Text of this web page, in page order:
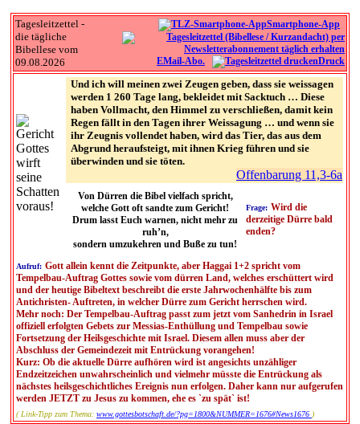
Tagesleitzettel -
die tägliche
Bibellese vom
09.08.2026
Smartphone-App
EMail-Abo. Druck
Und ich will meinen zwei Zeugen geben, dass sie weissagen
werden 1 260 Tage lang, bekleidet mit Sacktuch … Diese
haben Vollmacht, den Himmel zu verschließen, damit kein
Regen fällt in den Tagen ihrer Weissagung … und wenn sie
ihr Zeugnis vollendet haben, wird das Tier, das aus dem
Abgrund heraufsteigt, mit ihnen Krieg führen und sie
überwinden und sie töten.
Offenbarung 11,3-6a
Von Dürren die Bibel vielfach spricht,
welche Gott oft sandte zum Gericht!
Drum lasst Euch warnen, nicht mehr zu
ruh’n,
sondern umzukehren und Buße zu tun!
Frage: Wird die
derzeitige Dürre bald
enden?
Aufruf: Gott allein kennt die Zeitpunkte, aber Haggai 1+2 spricht vom
Tempelbau-Auftrag Gottes sowie vom dürren Land, welches erschüttert wird
und der heutige Bibeltext beschreibt die erste Jahrwochenhälfte bis zum
Antichristen- Auftreten, in welcher Dürre zum Gericht herrschen wird.
Mehr noch: Der Tempelbau-Auftrag passt zum jetzt vom Sanhedrin in Israel
offiziell erfolgten Gebets zur Messias-Enthüllung und Tempelbau sowie
Fortsetzung der Heilsgeschichte mit Israel. Diesem allen muss aber der
Abschluss der Gemeindezeit mit Entrückung vorangehen!
Kurz: Ob die aktuelle Dürre aufhören wird ist angesichts unzähliger
Endzeitzeichen unwahrscheinlich und vielmehr müsste die Entrückung als
nächstes heilsgeschichtliches Ereignis nun erfolgen. Daher kann nur aufgerufen
werden JETZT zu Jesus zu kommen, ehe es `zu spät` ist!
( Link-Tipp zum Thema: www.gottesbotschaft.de/?pg=1800&NUMMER=1676#News1676 )